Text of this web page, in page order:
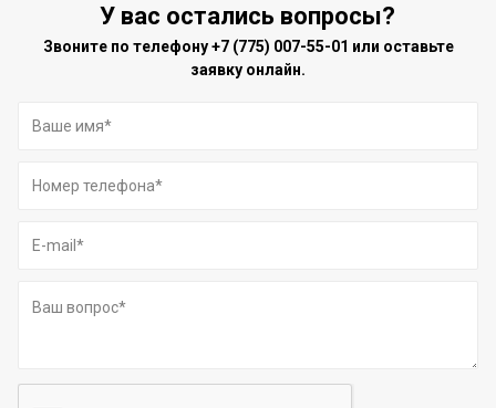
У вас остались вопросы?
Звоните по телефону+7 (775) 007-55-01 или оставьте
заявку онлайн.